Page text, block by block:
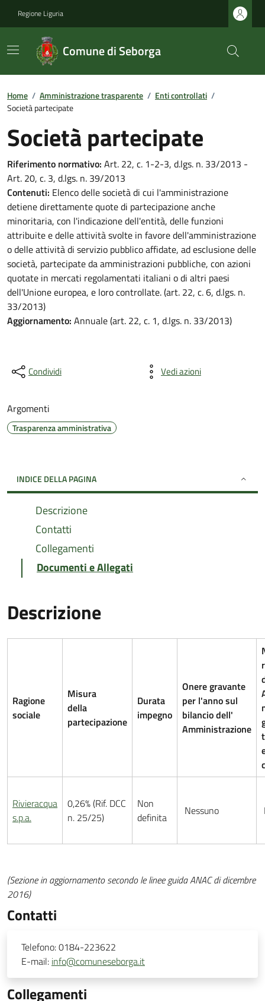
Regione Liguria
Comune di Seborga
Home / Amministrazione trasparente / Enti controllati /
Società partecipate
Società partecipate
Riferimento normativo: Art. 22, c. 1-2-3, d.lgs. n. 33/2013 -
Art. 20, c. 3, d.lgs. n. 39/2013
Contenuti: Elenco delle società di cui l'amministrazione
detiene direttamente quote di partecipazione anche
minoritaria, con l'indicazione dell'entità, delle funzioni
attribuite e delle attività svolte in favore dell'amministrazione
o delle attività di servizio pubblico affidate, ad esclusione delle
società, partecipate da amministrazioni pubbliche, con azioni
quotate in mercati regolamentati italiani o di altri paesi
dell'Unione europea, e loro controllate. (art. 22, c. 6, d.lgs. n.
33/2013)
Aggiornamento: Annuale (art. 22, c. 1, d.lgs. n. 33/2013)
Condividi Vedi azioni
Argomenti
Trasparenza amministrativa
INDICE DELLA PAGINA
Descrizione
Contatti
Collegamenti
Documenti e Allegati
Descrizione
Ragione
sociale
Misura
della
partecipazione
Durata
impegno
Onere gravante
per l'anno sul
bilancio dell'
Amministrazione
Rivieracqua
s.p.a.
0,26% (Rif. DCC
n. 25/25)
Non
definita
Nessuno
(Sezione in aggiornamento secondo le linee guida ANAC di dicembre
2016)
Contatti
Telefono:0184-223622
E-mail: info@comuneseborga.it
Collegamenti